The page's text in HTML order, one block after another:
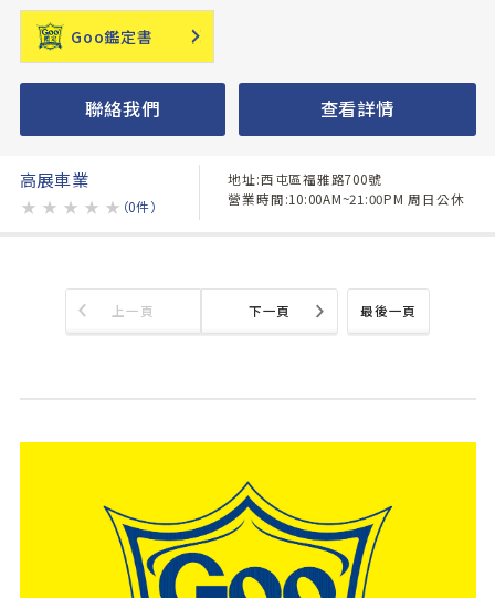
Goo鑑定書
聯絡我們 查看詳情
高展車業
★ ★ ★ ★ ★ （0件）
地址:西屯區福雅路700號
營業時間:10:00AM~21:00PM 周日公休
最後一頁
上一頁 下一頁